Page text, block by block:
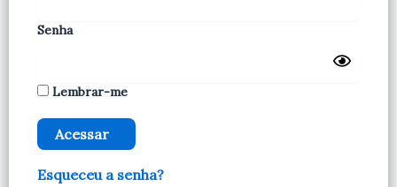
Senha
Lembrar-me
Esqueceu a senha?